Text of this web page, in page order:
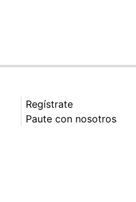
Regístrate
Paute con nosotros